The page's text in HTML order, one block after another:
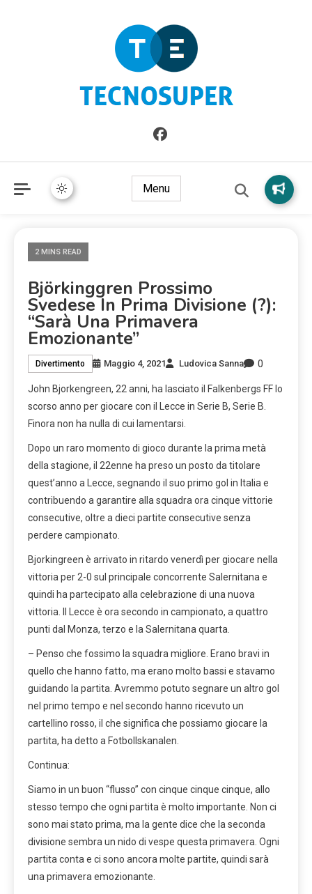
TecnoSuper.net
Informazioni sull'Italia. Seleziona gli argomenti di cui vuoi
saperne di più
Menu
2 MINS READ
Björkinggren Prossimo
Svedese In Prima Divisione (?):
“Sarà Una Primavera
Emozionante”
Divertimento Maggio 4, 2021 Ludovica Sanna 0
John Bjorkengreen, 22 anni, ha lasciato il Falkenbergs FF lo
scorso anno per giocare con il Lecce in Serie B, Serie B.
Finora non ha nulla di cui lamentarsi.
Dopo un raro momento di gioco durante la prima metà
della stagione, il 22enne ha preso un posto da titolare
quest’anno a Lecce, segnando il suo primo gol in Italia e
contribuendo a garantire alla squadra ora cinque vittorie
consecutive, oltre a dieci partite consecutive senza
perdere campionato.
Bjorkingreen è arrivato in ritardo venerdì per giocare nella
vittoria per 2-0 sul principale concorrente Salernitana e
quindi ha partecipato alla celebrazione di una nuova
vittoria. Il Lecce è ora secondo in campionato, a quattro
punti dal Monza, terzo e la Salernitana quarta.
– Penso che fossimo la squadra migliore. Erano bravi in ​​
quello che hanno fatto, ma erano molto bassi e stavamo
guidando la partita. Avremmo potuto segnare un altro gol
nel primo tempo e nel secondo hanno ricevuto un
cartellino rosso, il che significa che possiamo giocare la
partita, ha detto a Fotbollskanalen.
Continua:
Siamo in un buon “flusso” con cinque cinque cinque, allo
stesso tempo che ogni partita è molto importante. Non ci
sono mai stato prima, ma la gente dice che la seconda
divisione sembra un nido di vespe questa primavera. Ogni
partita conta e ci sono ancora molte partite, quindi sarà
una primavera emozionante.